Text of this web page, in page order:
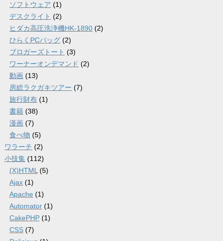
ソフトウェア (1)
デスクライト (2)
ヒダカ高圧洗浄機HK-1890 (2)
ひらくPCバッグ (2)
ブロガーズトート (3)
ワーナーオンデマンド (2)
動画 (13)
房総ラクガキツアー (7)
旅行財布 (1)
書籍 (38)
漫画 (7)
食べ物 (5)
ワラーチ (2)
小技集 (112)
(X)HTML (5)
Ajax (1)
Apache (1)
Automator (1)
CakePHP (1)
CSS (7)